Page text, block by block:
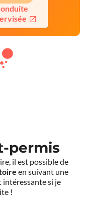
permis
il est possible de
en suivant une
si je
!